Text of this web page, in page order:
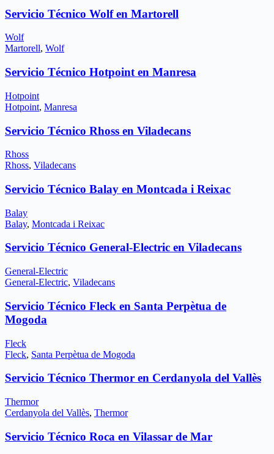
Servicio Técnico Wolf en Martorell
Wolf
Martorell, Wolf
Servicio Técnico Hotpoint en Manresa
Hotpoint
Hotpoint, Manresa
Servicio Técnico Rhoss en Viladecans
Rhoss
Rhoss, Viladecans
Servicio Técnico Balay en Montcada i Reixac
Balay
Balay, Montcada i Reixac
Servicio Técnico General-Electric en Viladecans
General-Electric
General-Electric, Viladecans
Servicio Técnico Fleck en Santa Perpètua de
Mogoda
Fleck
Fleck, Santa Perpètua de Mogoda
Servicio Técnico Thermor en Cerdanyola del Vallès
Thermor
Cerdanyola del Vallès, Thermor
Servicio Técnico Roca en Vilassar de Mar